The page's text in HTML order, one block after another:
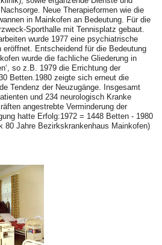
Neue Therapieformen wie die
in Mainkofen an Bedeutung. Für die
Sporthalle mit Tennisplatz gebaut.
wurde 1977 eine psychiatrische
Entscheidend für die Bedeutung
wurde die fachliche Gliederung in
so z.B. 1979 die Errichtung der
Betten.1980 zeigte sich erneut die
Tendenz der Neuzugänge. Insgesamt
und 234 neurologisch Kranke
angestrebte Verminderung der
hatte Erfolg:1972 = 1448 Betten - 1980
80 Jahre Bezirkskrankenhaus Mainkofen)